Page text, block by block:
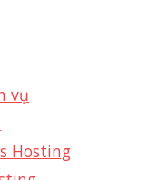
vụ
Hosting